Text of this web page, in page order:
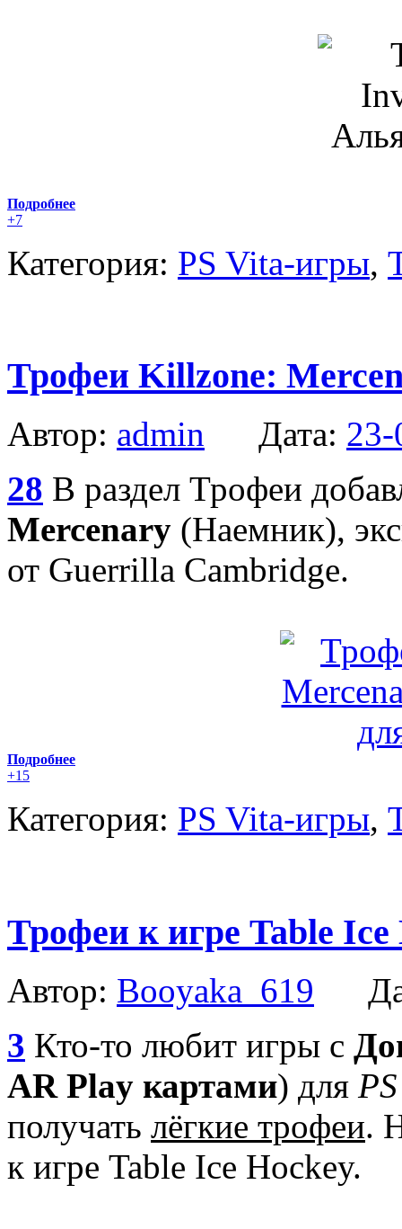
Подробнее
+7
Категория: PS Vita-игры,
Трофеи Killzone:
Автор: admin Дата:
28 В раздел Трофеи
Mercenary (Наемник),
от Guerrilla Cambridge.
Подробнее
+15
Категория: PS Vita-игры,
Трофеи к игре Table
Автор: Booyaka_619
3 Кто-то любит игры с
AR Play картами) для
получать лёгкие трофеи.
к игре Table Ice Hockey.